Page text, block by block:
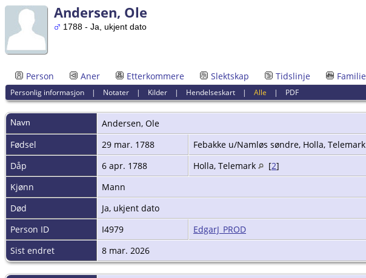
Andersen, Ole
1788 - Ja, ukjent dato
Person Aner Etterkommere Slektskap Tidslinje Familie
Personlig informasjon | Notater | Kilder | Hendelseskart |Alle | PDF
Navn Andersen, Ole
Fødsel
29 mar. 1788 Febakke u/Namløs søndre, Holla, Telemark
Dåp
6 apr. 1788 Holla, Telemark [2]
Kjønn
Mann
Død
Ja, ukjent dato
Person ID
I4979
EdgarJ_PROD
Sist endret
8 mar. 2026